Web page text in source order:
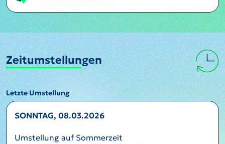
Zeitumstellungen
Letzte Umstellung
SONNTAG, 08.03.2026
Umstellung auf Sommerzeit